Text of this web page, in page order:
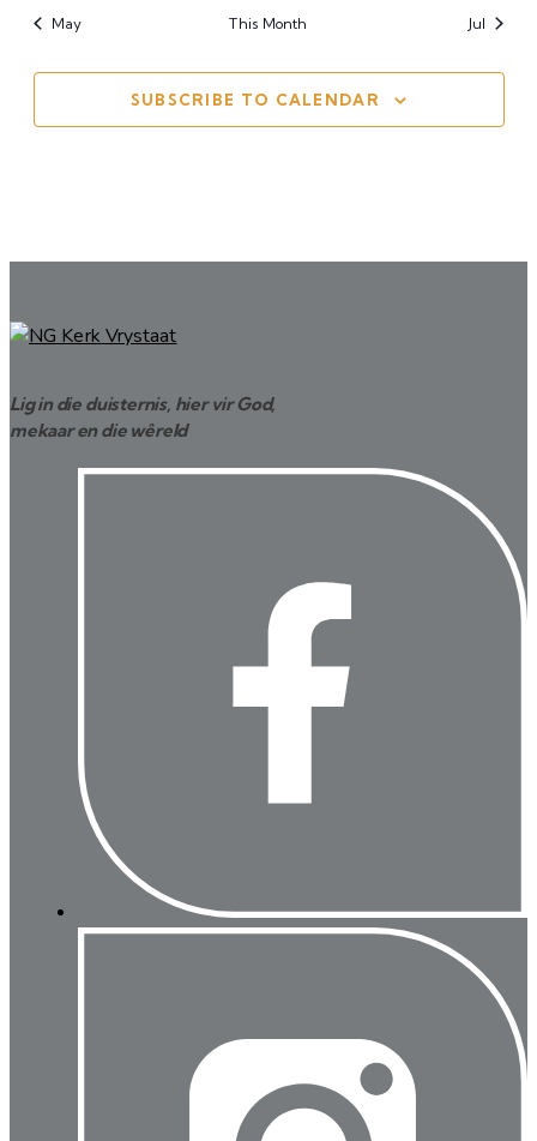
May This Month Jul
SUBSCRIBE TO CALENDAR
Lig in die duisternis, hier vir God,
mekaar en die wêreld